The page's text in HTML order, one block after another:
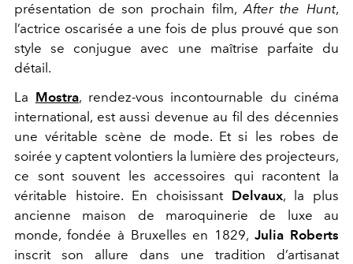
présentation de son prochain film,After the Hunt,
l’actrice oscarisée a une fois de plus prouvé que son
style se conjugue avec une maîtrise parfaite du
détail.
La Mostra, rendez-vous incontournable du cinéma
international, est aussi devenue au fil des décennies
une véritable scène de mode. Et si les robes de
soirée y captent volontiers la lumière des projecteurs,
ce sont souvent les accessoires qui racontent la
véritable histoire. En choisissant Delvaux, la plus
ancienne maison de maroquinerie de luxe au
monde, fondée à Bruxelles en 1829,Julia Roberts
inscrit son allure dans une tradition d’artisanat